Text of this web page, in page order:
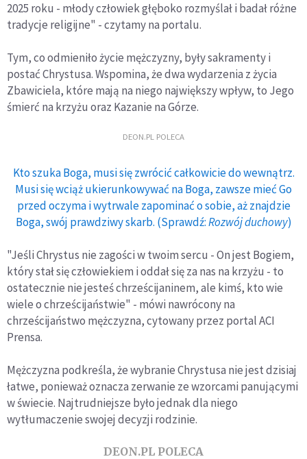
2025 roku - młody człowiek głęboko rozmyślał i badał różne
tradycje religijne" - czytamy na portalu.
Tym, co odmieniło życie mężczyzny, były sakramenty i
postać Chrystusa. Wspomina, że dwa wydarzenia z życia
Zbawiciela, które mają na niego największy wpływ, to Jego
śmierć na krzyżu oraz Kazanie na Górze.
DEON.PL POLECA
Kto szuka Boga, musi się zwrócić całkowicie do wewnątrz.
Musi się wciąż ukierunkowywać na Boga, zawsze mieć Go
przed oczyma i wytrwale zapominać o sobie, aż znajdzie
Boga, swój prawdziwy skarb. (Sprawdź:Rozwój duchowy)
"Jeśli Chrystus nie zagości w twoim sercu - On jest Bogiem,
który stał się człowiekiem i oddał się za nas na krzyżu - to
ostatecznie nie jesteś chrześcijaninem, ale kimś, kto wie
wiele o chrześcijaństwie" - mówi nawrócony na
chrześcijaństwo mężczyzna, cytowany przez portal ACI
Prensa.
Mężczyzna podkreśla, że wybranie Chrystusa nie jest dzisiaj
łatwe, ponieważ oznacza zerwanie ze wzorcami panującymi
w świecie. Najtrudniejsze było jednak dla niego
wytłumaczenie swojej decyzji rodzinie.
DEON.PL POLECA